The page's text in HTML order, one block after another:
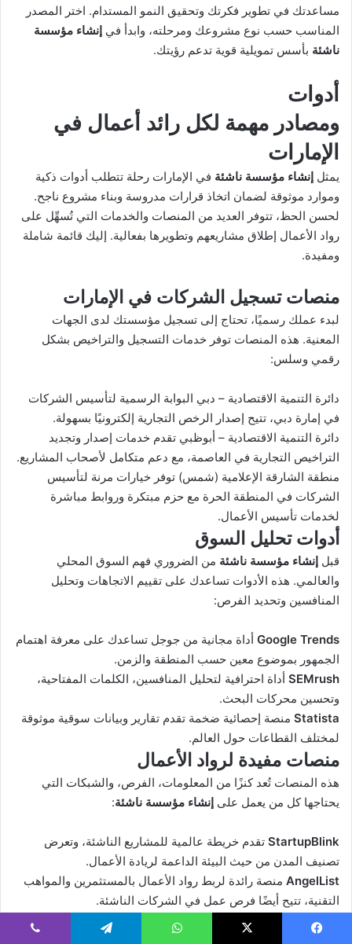
مساعدتك في تطوير فكرتك وتحقيق النمو المستدام. اختر المصدر
المناسب حسب نوع مشروعك ومرحلته، وابدأ في إنشاء مؤسسة
ناشئة بأسس تمويلية قوية تدعم رؤيتك.
أدوات
ومصادر مهمة لكل رائد أعمال في
الإمارات
يمثل إنشاء مؤسسة ناشئة في الإمارات رحلة تتطلب أدوات ذكية
وموارد موثوقة لضمان اتخاذ قرارات مدروسة وبناء مشروع ناجح.
لحسن الحظ، تتوفر العديد من المنصات والخدمات التي تُسهِّل على
رواد الأعمال إطلاق مشاريعهم وتطويرها بفعالية. إليك قائمة شاملة
ومفيدة.
منصات تسجيل الشركات في الإمارات
لبدء عملك رسميًا، تحتاج إلى تسجيل مؤسستك لدى الجهات
المعنية. هذه المنصات توفر خدمات التسجيل والتراخيص بشكل
رقمي وسلس:
دائرة التنمية الاقتصادية – دبي البوابة الرسمية لتأسيس الشركات
في إمارة دبي، تتيح إصدار الرخص التجارية إلكترونيًا بسهولة.
دائرة التنمية الاقتصادية – أبوظبي تقدم خدمات إصدار وتجديد
التراخيص التجارية في العاصمة، مع دعم متكامل لأصحاب المشاريع.
منطقة الشارقة الإعلامية (شمس) توفر خيارات مرنة لتأسيس
الشركات في المنطقة الحرة مع حزم مبتكرة وروابط مباشرة
لخدمات تأسيس الأعمال.
أدوات تحليل السوق
قبل إنشاء مؤسسة ناشئة من الضروري فهم السوق المحلي
والعالمي. هذه الأدوات تساعدك على تقييم الاتجاهات وتحليل
المنافسين وتحديد الفرص:
Google Trends أداة مجانية من جوجل تساعدك على معرفة اهتمام
الجمهور بموضوع معين حسب المنطقة والزمن.
SEMrush أداة احترافية لتحليل المنافسين، الكلمات المفتاحية،
وتحسين محركات البحث.
Statista منصة إحصائية ضخمة تقدم تقارير وبيانات سوقية موثوقة
لمختلف القطاعات حول العالم.
منصات مفيدة لرواد الأعمال
هذه المنصات تُعد كنزًا من المعلومات، الفرص، والشبكات التي
يحتاجها كل من يعمل على إنشاء مؤسسة ناشئة:
StartupBlink تقدم خريطة عالمية للمشاريع الناشئة، وتعرض
تصنيف المدن من حيث البيئة الداعمة لريادة الأعمال.
AngelList منصة رائدة لربط رواد الأعمال بالمستثمرين والمواهب
التقنية، تتيح أيضًا فرص عمل في الشركات الناشئة.
Crunchbase
قاعدة بيانات عالمية تعرض معلومات عن الشركات